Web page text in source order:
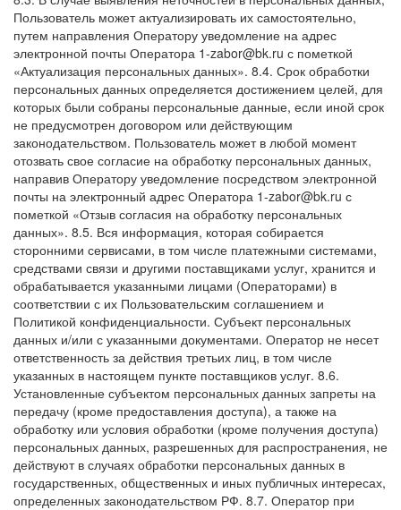
Пользователь может актуализировать их самостоятельно,
путем направления Оператору уведомление на адрес
электронной почты Оператора 1-zabor@bk.ru с пометкой
«Актуализация персональных данных». 8.4. Срок обработки
персональных данных определяется достижением целей, для
которых были собраны персональные данные, если иной срок
не предусмотрен договором или действующим
законодательством. Пользователь может в любой момент
отозвать свое согласие на обработку персональных данных,
направив Оператору уведомление посредством электронной
почты на электронный адрес Оператора 1-zabor@bk.ru с
пометкой «Отзыв согласия на обработку персональных
данных». 8.5. Вся информация, которая собирается
сторонними сервисами, в том числе платежными системами,
средствами связи и другими поставщиками услуг, хранится и
обрабатывается указанными лицами (Операторами) в
соответствии с их Пользовательским соглашением и
Политикой конфиденциальности. Субъект персональных
данных и/или с указанными документами. Оператор не несет
ответственность за действия третьих лиц, в том числе
указанных в настоящем пункте поставщиков услуг. 8.6.
Установленные субъектом персональных данных запреты на
передачу (кроме предоставления доступа), а также на
обработку или условия обработки (кроме получения доступа)
персональных данных, разрешенных для распространения, не
действуют в случаях обработки персональных данных в
государственных, общественных и иных публичных интересах,
определенных законодательством РФ. 8.7. Оператор при